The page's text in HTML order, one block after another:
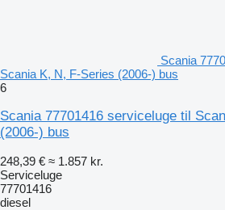
Scania
Scania K, N, F-Series (2006-) bus
6
Scania 77701416 serviceluge til
(2006-) bus
248,39 € ≈ 1.857 kr.
Serviceluge
77701416
diesel